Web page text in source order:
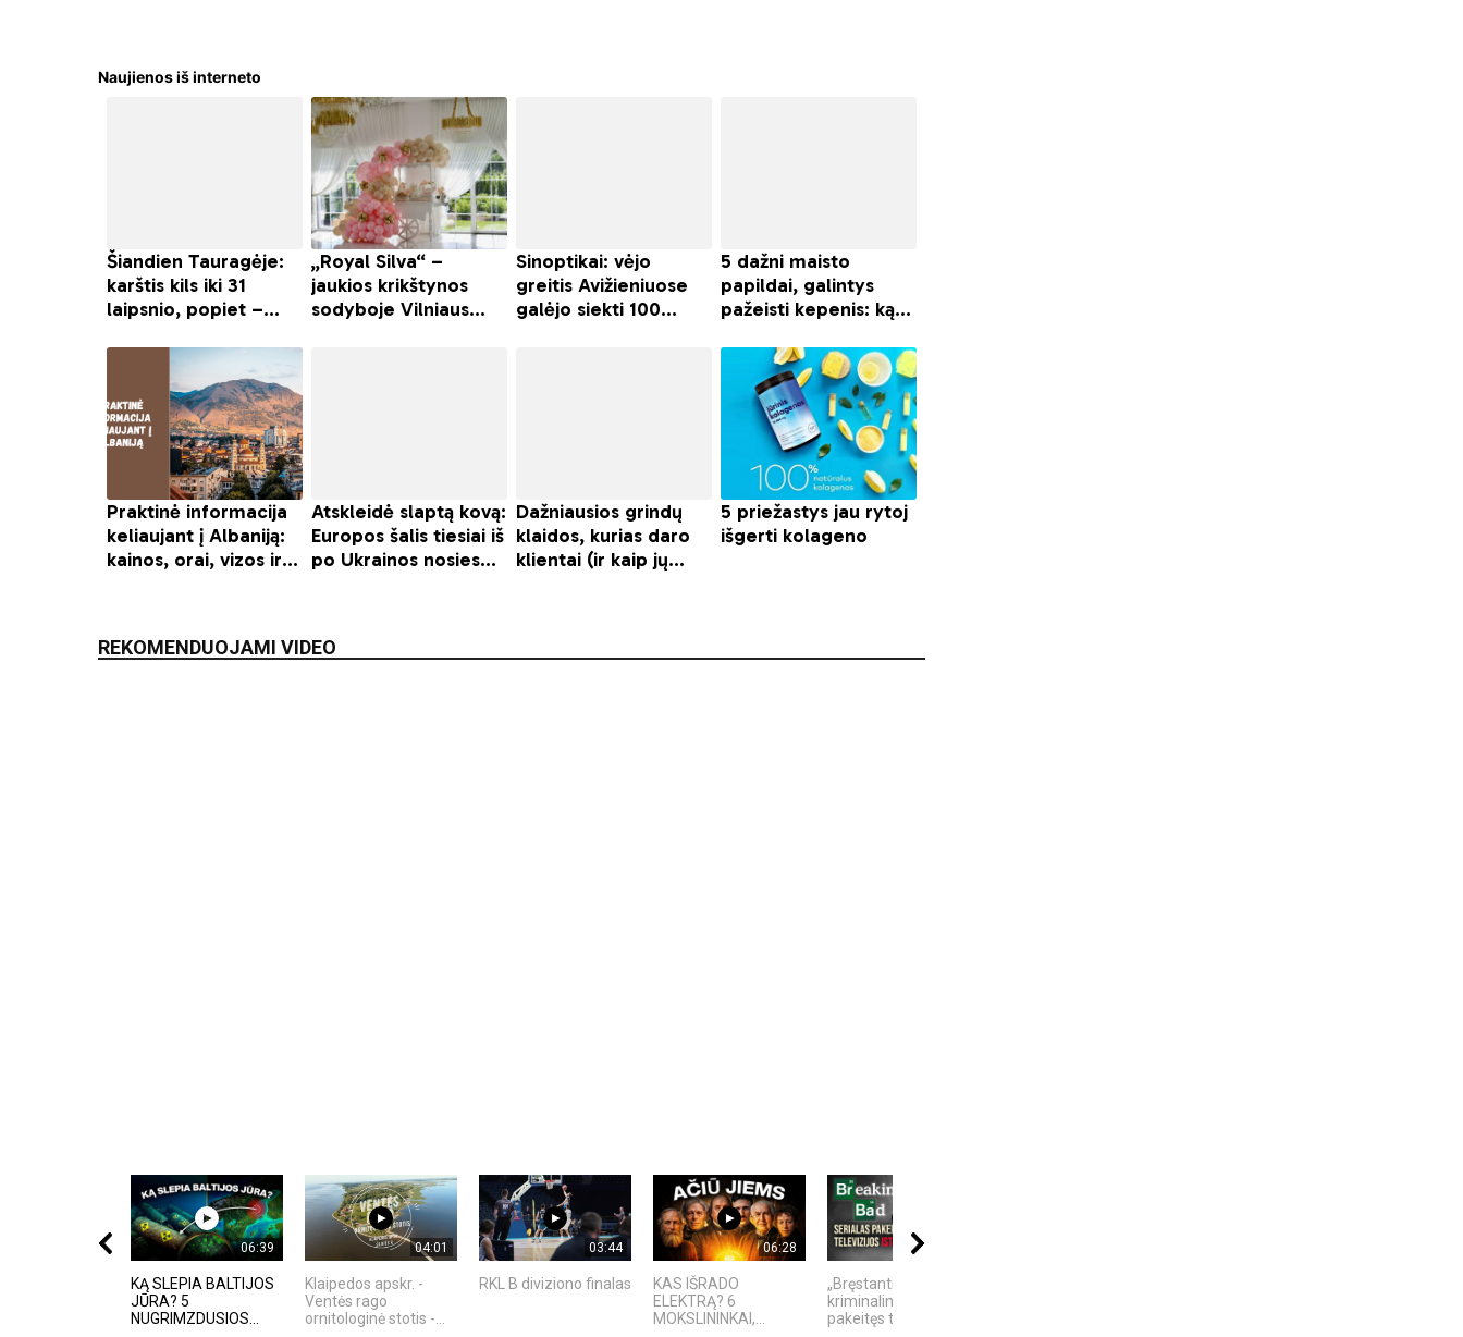
Naujienos iš interneto
REKOMENDUOJAMI VIDEO
06:39
KĄ SLEPIA BALTIJOS
JŪRA? 5
NUGRIMZDUSIOS...
04:01
Klaipedos apskr. -
Ventės rago
ornitologinė stotis -...
03:44
RKL B diviziono finalas
06:28
KAS IŠRADO
ELEKTRĄ? 6
MOKSLININKAI,...
„Bręstantis blogis“ –
kriminalinis serialas
pakeitęs televizijos...